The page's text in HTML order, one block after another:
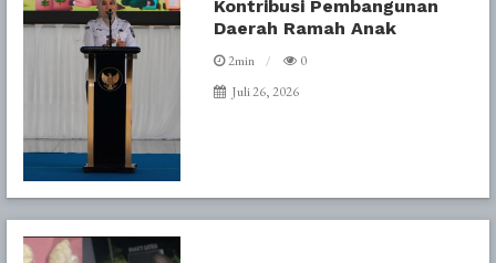
Kontribusi Pembangunan
Daerah Ramah Anak
2min
0
Juli 26, 2026